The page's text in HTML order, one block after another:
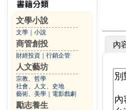
文學小說
文學 小說
商管創投
財經投資 行銷企管
人文藝坊
宗教、哲學
社會、人文、史地
藝術、美學
電影戲劇
勵志養生
內